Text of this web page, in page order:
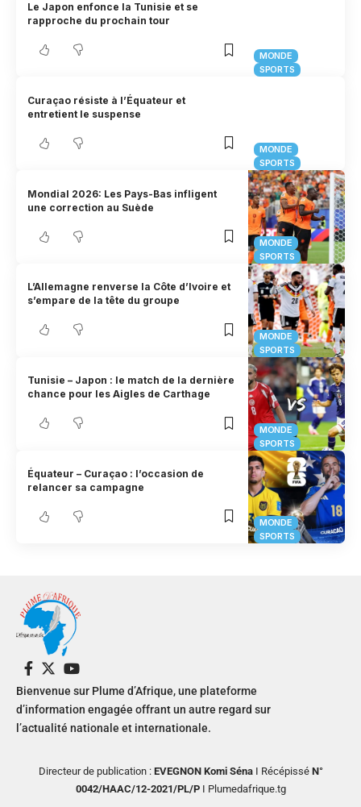
MONDE
SPORTS
Le Japon enfonce la Tunisie et se
rapproche du prochain tour
MONDE
SPORTS
Curaçao résiste à l’Équateur et
entretient le suspense
MONDE
SPORTS
Mondial 2026: Les Pays-Bas infligent
une correction au Suède
MONDE
SPORTS
L’Allemagne renverse la Côte d’Ivoire et
s’empare de la tête du groupe
MONDE
SPORTS
Tunisie – Japon : le match de la dernière
chance pour les Aigles de Carthage
MONDE
SPORTS
Équateur – Curaçao : l’occasion de
relancer sa campagne
Bienvenue sur Plume d’Afrique, une plateforme
d’information engagée offrant un autre regard sur
l’actualité nationale et internationale.
Directeur de publication : EVEGNON Komi SénaI RécépisséN°
0042/HAAC/12-2021/PL/PI Plumedafrique.tg